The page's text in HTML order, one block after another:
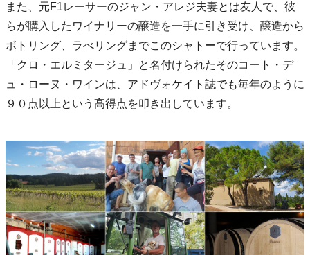
また、元F1レーサーのジャン・アレジ夫妻とは友人で、彼
らが購入したワイナリーの醸造を一手に引き受け、醸造から
ボトリング、ラべリングまでこのシャトーで行っています。
「クロ・エルミタージュ」と名付けられたそのコート・デ
ュ・ローヌ・ワインは、アドヴォケイト誌でも毎年のように
９０点以上という高得点を叩き出しています。